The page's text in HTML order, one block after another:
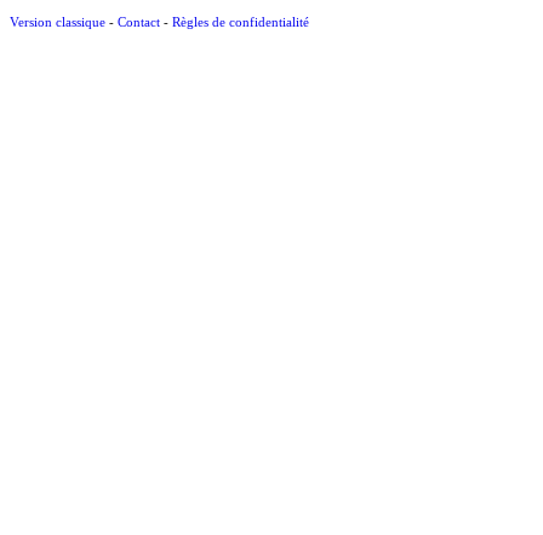
Version classique - Contact - Règles de confidentialité